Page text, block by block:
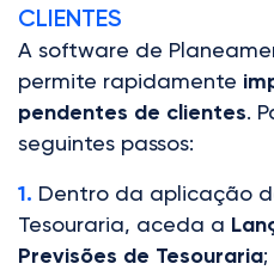
CLIENTES
A software de
permite rapidamente
pendentes de clientes.
seguintes passos:
1. Dentro da aplicação
Tesouraria, aceda a
Previsões de Tesouraria;